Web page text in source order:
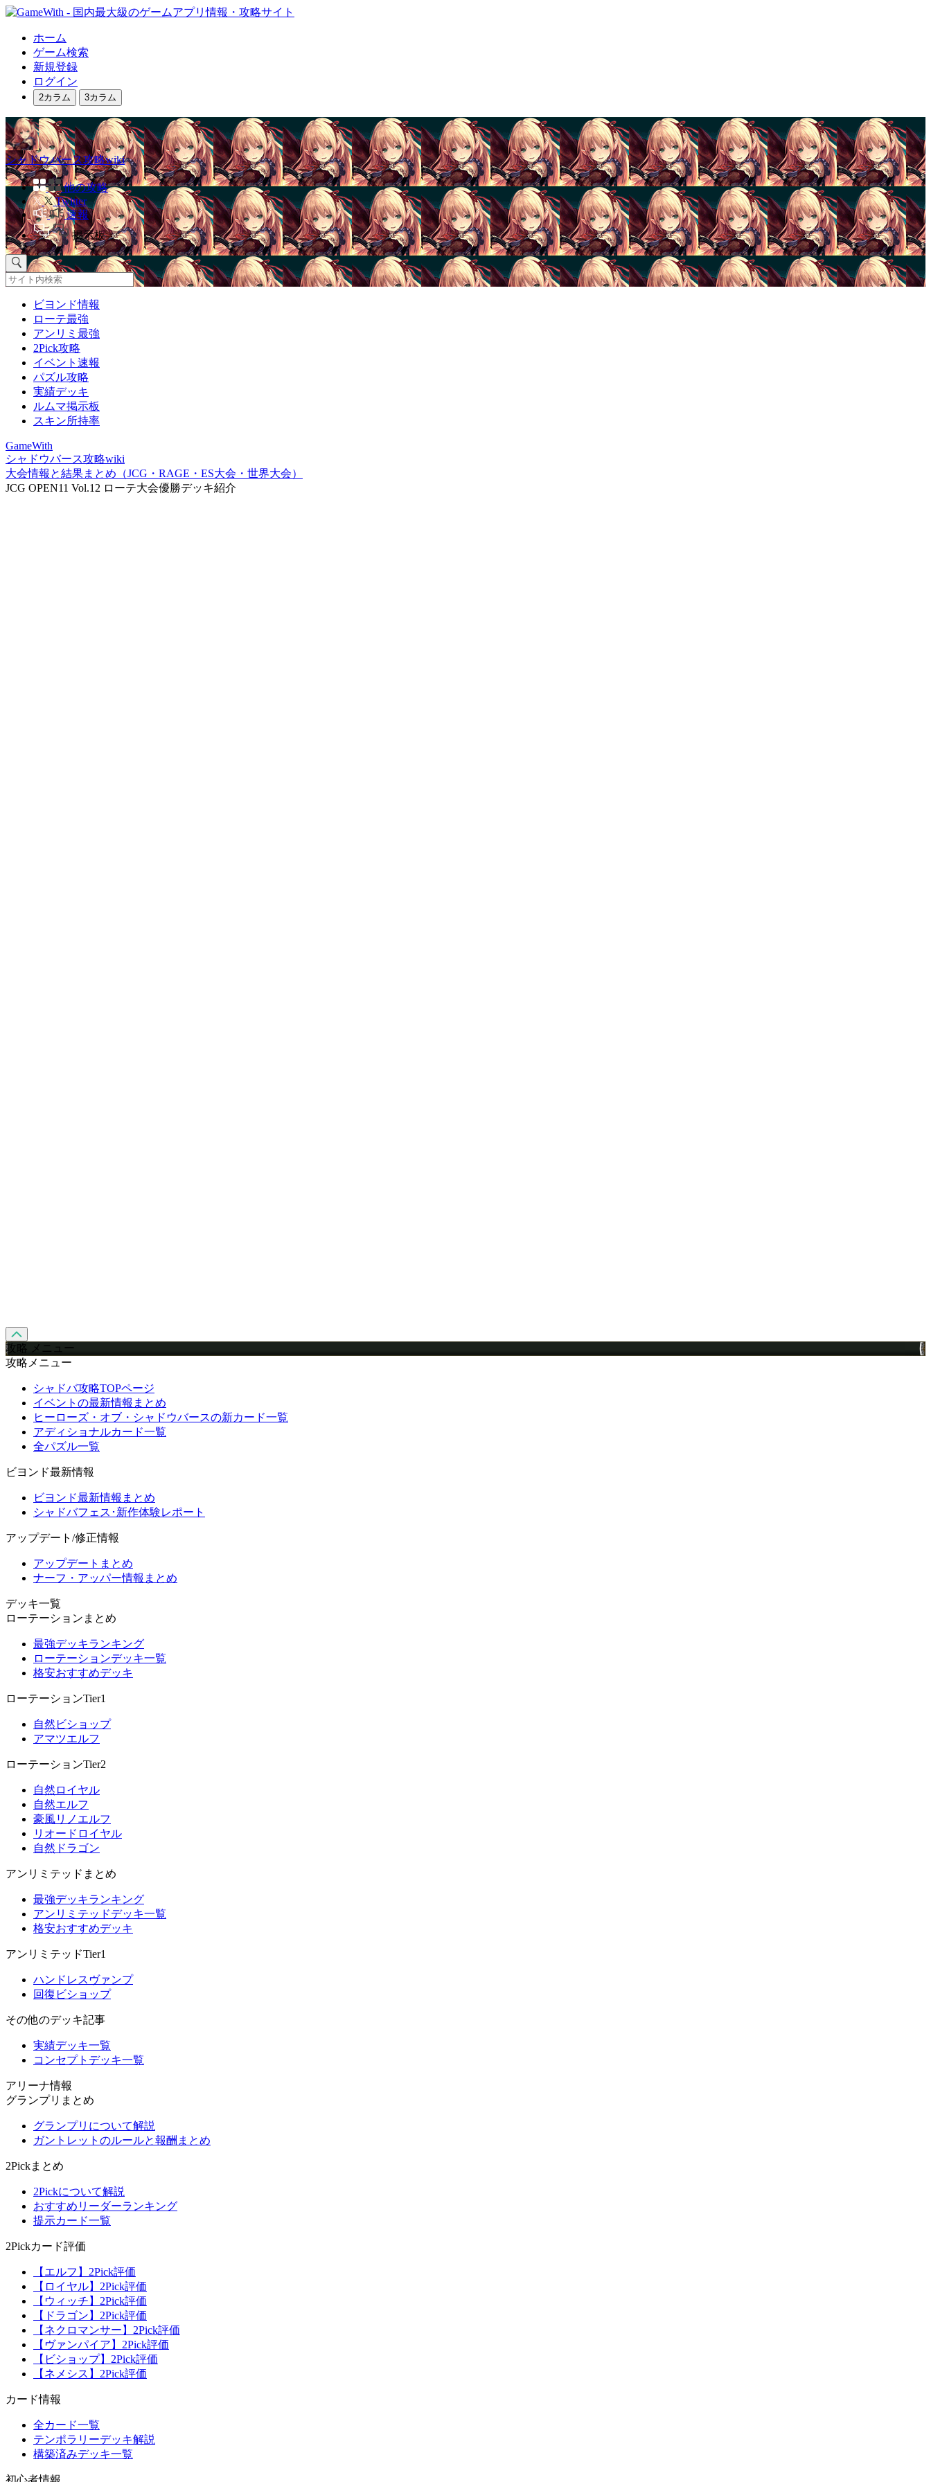
ホーム
ゲーム検索
新規登録
ログイン
2カラム 3カラム
シャドウバース攻略wiki
他の攻略
Twitter
速報
掲示板
ビヨンド情報
ローテ最強
アンリミ最強
2Pick攻略
イベント速報
パズル攻略
実績デッキ
ルムマ掲示板
スキン所持率
GameWith
シャドウバース攻略wiki
大会情報と結果まとめ（JCG・RAGE・ES大会・世界大会）
JCG OPEN11 Vol.12 ローテ大会優勝デッキ紹介
攻略 メニュー
攻略メニュー
シャドバ攻略TOPページ
イベントの最新情報まとめ
ヒーローズ・オブ・シャドウバースの新カード一覧
アディショナルカード一覧
全パズル一覧
ビヨンド最新情報
ビヨンド最新情報まとめ
シャドバフェス･新作体験レポート
アップデート/修正情報
アップデートまとめ
ナーフ・アッパー情報まとめ
デッキ一覧
ローテーションまとめ
最強デッキランキング
ローテーションデッキ一覧
格安おすすめデッキ
ローテーションTier1
自然ビショップ
アマツエルフ
ローテーションTier2
自然ロイヤル
自然エルフ
豪風リノエルフ
リオードロイヤル
自然ドラゴン
アンリミテッドまとめ
最強デッキランキング
アンリミテッドデッキ一覧
格安おすすめデッキ
アンリミテッドTier1
ハンドレスヴァンプ
回復ビショップ
その他のデッキ記事
実績デッキ一覧
コンセプトデッキ一覧
アリーナ情報
グランプリまとめ
グランプリについて解説
ガントレットのルールと報酬まとめ
2Pickまとめ
2Pickについて解説
おすすめリーダーランキング
提示カード一覧
2Pickカード評価
【エルフ】2Pick評価
【ロイヤル】2Pick評価
【ウィッチ】2Pick評価
【ドラゴン】2Pick評価
【ネクロマンサー】2Pick評価
【ヴァンパイア】2Pick評価
【ビショップ】2Pick評価
【ネメシス】2Pick評価
カード情報
全カード一覧
テンポラリーデッキ解説
構築済みデッキ一覧
初心者情報